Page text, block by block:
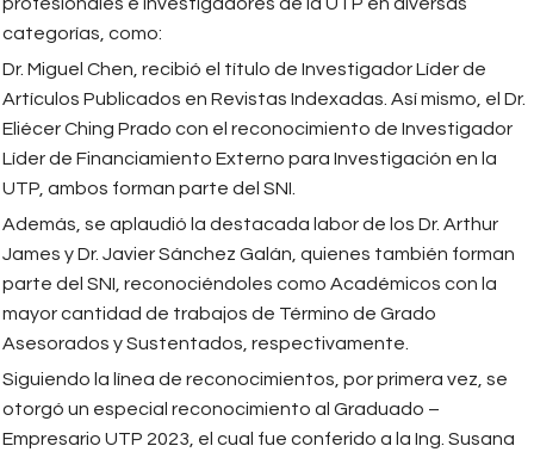
categorías, como:
Dr. Miguel Chen, recibió el título de Investigador Líder de
Artículos Publicados en Revistas Indexadas. Así mismo, el Dr.
Eliécer Ching Prado con el reconocimiento de Investigador
Líder de Financiamiento Externo para Investigación en la
UTP, ambos forman parte del SNI.
Además, se aplaudió la destacada labor de los Dr. Arthur
James y Dr. Javier Sánchez Galán, quienes también forman
parte del SNI, reconociéndoles como Académicos con la
mayor cantidad de trabajos de Término de Grado
Asesorados y Sustentados, respectivamente.
Siguiendo la línea de reconocimientos, por primera vez, se
otorgó un especial reconocimiento al Graduado –
Empresario UTP 2023, el cual fue conferido a la Ing. Susana